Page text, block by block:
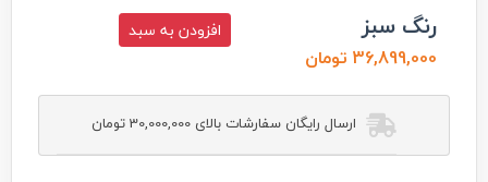
رنگ سبز
36,899,000 تومان
افزودن به سبد
ارسال رایگان سفارشات بالای 30,000,000 تومان